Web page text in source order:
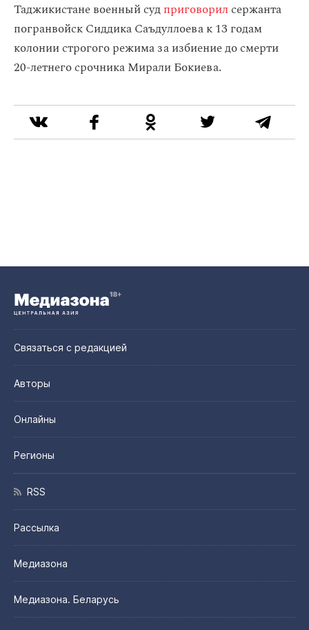
Таджикистане военный судприговорилсержанта
погранвойск Сиддика Саъдуллоева к 13 годам
колонии строгого режима за избиение до смерти
20-летнего срочника Мирали Бокиева.
Связаться с редакцией
Авторы
Онлайны
Регионы
RSS
Рассылка
Медиазона
Медиазона. Беларусь